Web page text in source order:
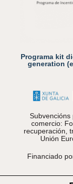
Programa kit
generation
comercio:
recuperación,
Unión
Financiado